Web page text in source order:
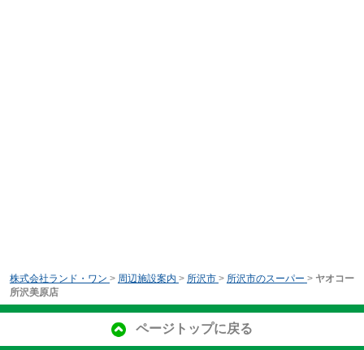
株式会社ランド・ワン > 周辺施設案内 > 所沢市 > 所沢市のスーパー > ヤオコー
所沢美原店
ページトップに戻る